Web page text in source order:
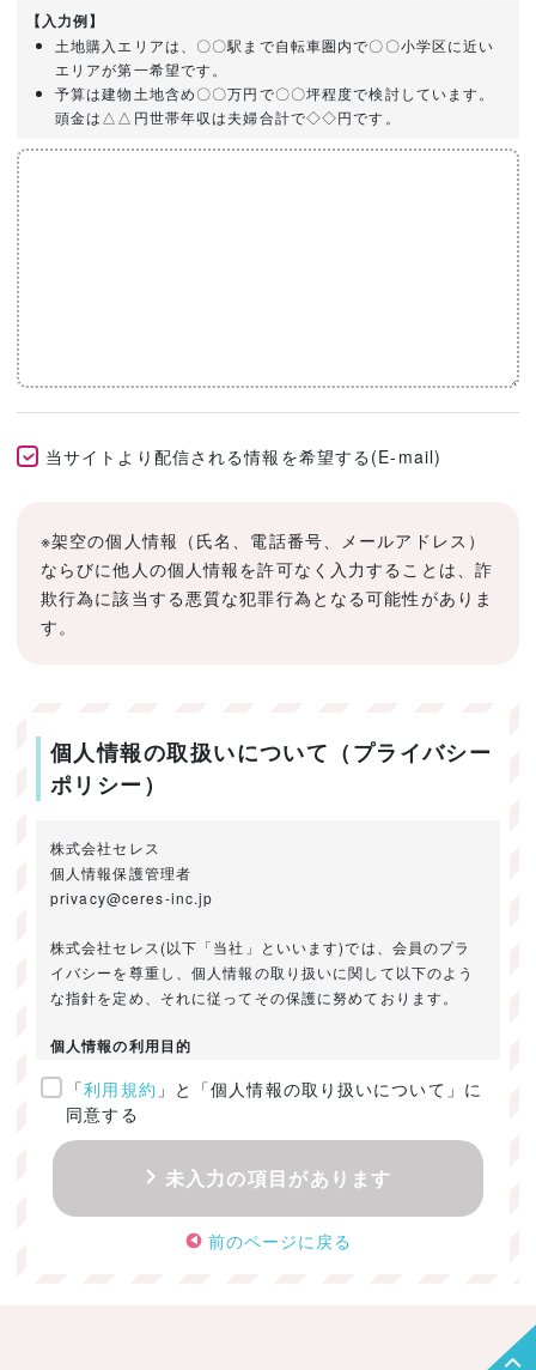
【入力例】
土地購入エリアは、〇〇駅まで自転車圏内で〇〇小学区に近い
エリアが第一希望です。
予算は建物土地含め〇〇万円で〇〇坪程度で検討しています。
頭金は△△円世帯年収は夫婦合計で◇◇円です。
当サイトより配信される情報を希望する(E-mail)
※架空の個人情報（氏名、電話番号、メールアドレス）
ならびに他人の個人情報を許可なく入力することは、詐
欺行為に該当する悪質な犯罪行為となる可能性がありま
す。
個人情報の取扱いについて（プライバシー
ポリシー）
株式会社セレス
個人情報保護管理者
privacy@ceres-inc.jp
株式会社セレス(以下「当社」といいます)では、会員のプラ
イバシーを尊重し、個人情報の取り扱いに関して以下のよう
な指針を定め、それに従ってその保護に努めております。
個人情報の利用目的
ご提供いただきました個人情報は、以下のためにのみ利用い
たします。
・お問い合わせに対する回答及び資料送付のご連絡
・当社のお客様向けサービスの提供
・本人確認
・サービスの開発・改善のための分析
「利用規約 」と「個人情報の取り扱いについて」に
同意する
未入力の項目があります
前のページに戻る